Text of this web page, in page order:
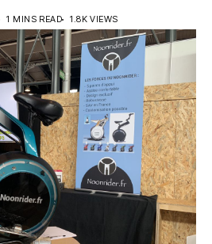
1 MINS READ 1.8K VIEWS